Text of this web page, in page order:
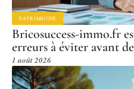
PATRIMOINE
Bricosuccess-immo.fr
erreurs à éviter avant
1 août 2026